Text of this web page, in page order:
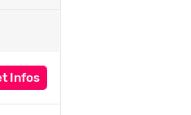
Infos